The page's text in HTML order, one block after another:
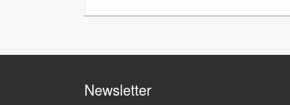
Newsletter